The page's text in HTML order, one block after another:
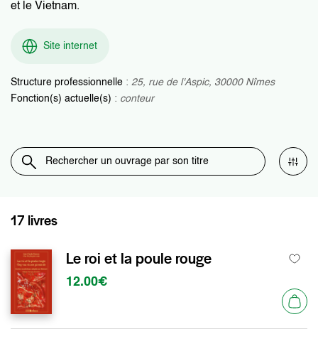
et le Vietnam.
Site internet
Structure professionnelle : 25, rue de l'Aspic, 30000 Nîmes
Fonction(s) actuelle(s) : conteur
17 livres
Le roi et la poule rouge
12.00€